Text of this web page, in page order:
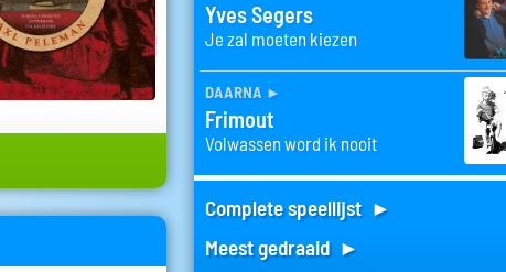
Yves Segers
Je zal moeten kiezen
daarna ►
Frimout
Volwassen word ik nooit
Complete speellijst ►
Meest gedraaid ►